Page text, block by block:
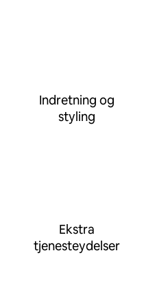
Indretning og
styling
Ekstra
tjenesteydelser